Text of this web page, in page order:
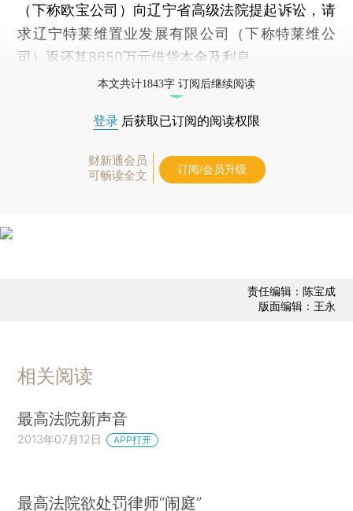
（下称欧宝公司）向辽宁省高级法院提起诉讼，请
求辽宁特莱维置业发展有限公司（下称特莱维公
司）返还其8650万元借贷本金及利息。
本文共计1843字 订阅后继续阅读
登录 后获取已订阅的阅读权限
财新通会员
可畅读全文
订阅/会员升级
责任编辑：陈宝成
版面编辑：王永
相关阅读
最高法院新声音
2013年07月12日 APP打开
最高法院欲处罚律师“闹庭”